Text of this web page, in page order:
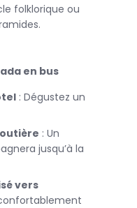
des transports inclus.
économique est
de l’Égypte
cette chance de vivre
l'Égypte !
folklorique ou
en bus
: Dégustez un
: Un
jusqu’à la
vers